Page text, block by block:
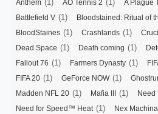
Anthem (1) AO Tennis 2 (1) A Plague
Battlefield V (1) Bloodstained: Ritual of
BloodStaines (1) Crashlands (1)
Dead Space (1) Death coming (1)
Fallout 76 (1) Farmers Dynasty (1)
FIFA 20 (1) GeForce NOW(1)
Madden NFL 20 (1) Mafia III (1) Need
Need for Speed™ Heat(1) Nex Machina